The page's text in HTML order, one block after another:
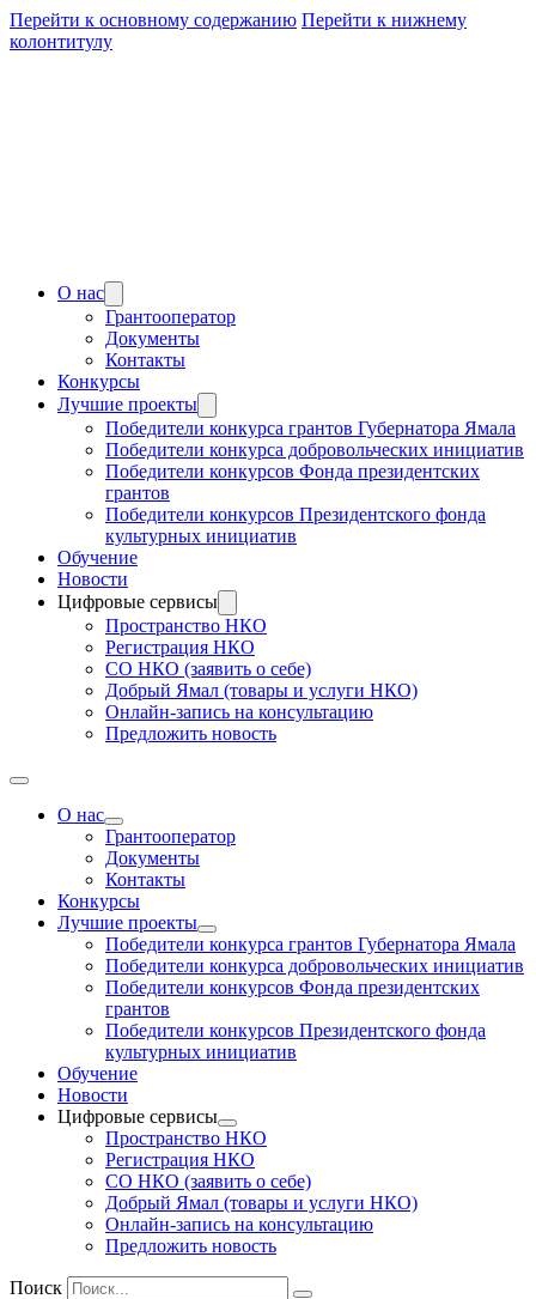
Перейти к основному содержанию Перейти к нижнему
колонтитулу
О нас
Грантооператор
Документы
Контакты
Конкурсы
Лучшие проекты
Победители конкурса грантов Губернатора Ямала
Победители конкурса добровольческих инициатив
Победители конкурсов Фонда президентских
грантов
Победители конкурсов Президентского фонда
культурных инициатив
Обучение
Новости
Цифровые сервисы
Пространство НКО
Регистрация НКО
СО НКО (заявить о себе)
Добрый Ямал (товары и услуги НКО)
Онлайн-запись на консультацию
Предложить новость
О нас
Грантооператор
Документы
Контакты
Конкурсы
Лучшие проекты
Победители конкурса грантов Губернатора Ямала
Победители конкурса добровольческих инициатив
Победители конкурсов Фонда президентских
грантов
Победители конкурсов Президентского фонда
культурных инициатив
Обучение
Новости
Цифровые сервисы
Пространство НКО
Регистрация НКО
СО НКО (заявить о себе)
Добрый Ямал (товары и услуги НКО)
Онлайн-запись на консультацию
Предложить новость
Поиск